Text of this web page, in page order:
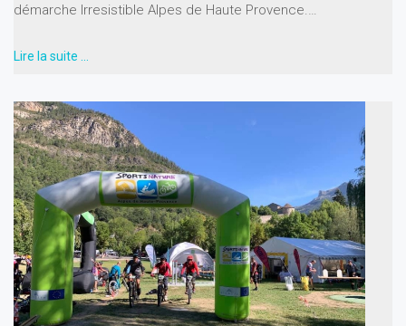
démarche Irresistible Alpes de Haute Provence.…
Lire la suite …